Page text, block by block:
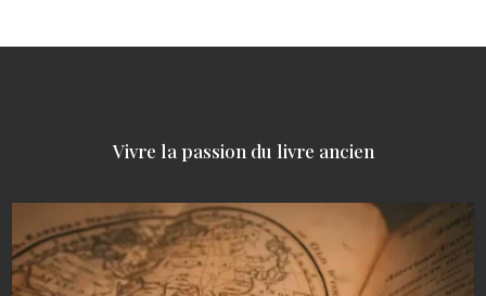
Vivre la passion du livre ancien